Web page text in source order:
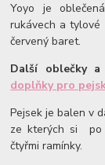
Yoyo je
rukávech a tylové
červený baret.
Další oblečky
doplňky pro
Pejsek je balen v
ze kterých si po
čtyřmi ramínky.